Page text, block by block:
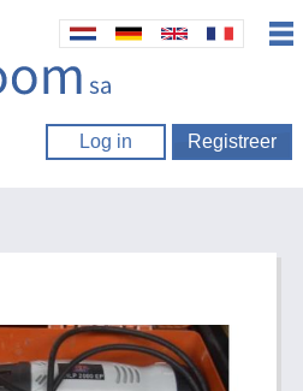
Log in Registreer